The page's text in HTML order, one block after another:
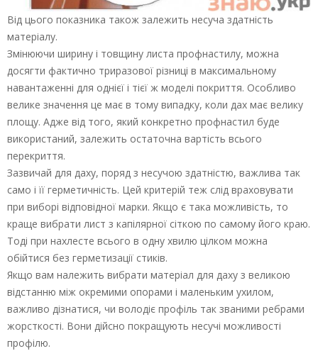
Від цього показника також залежить несуча здатність
матеріалу.
Змінюючи ширину і товщину листа профнастилу, можна
досягти фактично триразової різниці в максимальному
навантаженні для однієї і тієї ж моделі покриття. Особливо
велике значення це має в тому випадку, коли дах має велику
площу. Адже від того, який конкретно профнастил буде
використаний, залежить остаточна вартість всього
перекриття.
Зазвичай для даху, поряд з несучою здатністю, важлива так
само і її герметичність. Цей критерій теж слід враховувати
при виборі відповідної марки. Якщо є така можливість, то
краще вибрати лист з капілярної сіткою по самому його краю.
Тоді при нахлесте всього в одну хвилю цілком можна
обійтися без герметизації стиків.
Якщо вам належить вибрати матеріал для даху з великою
відстанню між окремими опорами і маленьким ухилом,
важливо дізнатися, чи володіє профіль так званими ребрами
жорсткості. Вони дійсно покращують несучі можливості
профілю.